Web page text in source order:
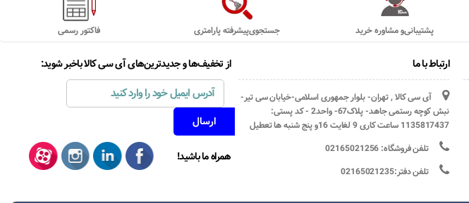
فاکتور رسمی جستجوی‌پیشرفته پارامتری پشتیبانی‌و مشاوره خرید
ارتباط با ما
آی سی کالا , تهران- بلوار جمهوری اسلامی-خیابان سی تیر-
نبش کوچه رستمی جاهد- پلاک67- واحد2 - کد پستی:
1135817437 ساعت کاری 9 لغایت 16و پنج شنبه ها تعطیل
تلفن فروشگاه: 02165021256
تلفن دفتر:02165021235
از تخفیف‌ها و جدیدترین‌های آی سی کالا باخبر شوید:
همراه ما باشید!